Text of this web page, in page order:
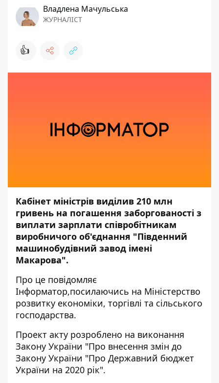
Владлена Мачульська
ЖУРНАЛІСТ
👍
Кабінет міністрів виділив 210 млн
гривень на погашення заборгованості з
виплати зарплати співробітникам
виробничого об'єднання "Південний
машинобудівний завод імені
Макарова".
Про це повідомляє
Інформатор,посилаючись на Міністерство
розвитку економіки, торгівлі та сільського
господарства.
Проект акту розроблено на виконання
Закону України "Про внесення змін до
Закону України "Про Державний бюджет
України на 2020 рік".